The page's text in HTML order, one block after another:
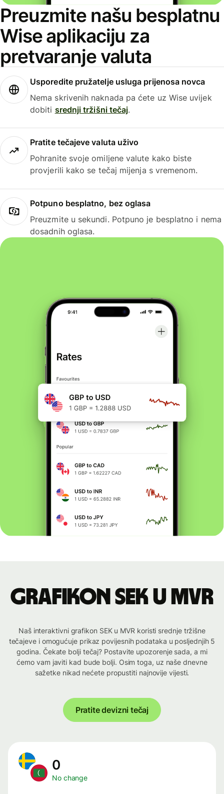
Preuzmite našu besplatnu
Wise aplikaciju za
pretvaranje valuta
Usporedite pružatelje usluga prijenosa novca
Nema skrivenih naknada pa ćete uz Wise uvijek
dobiti srednji tržišni tečaj.
Pratite tečajeve valuta uživo
Pohranite svoje omiljene valute kako biste
provjerili kako se tečaj mijenja s vremenom.
Potpuno besplatno, bez oglasa
Preuzmite u sekundi. Potpuno je besplatno i nema
dosadnih oglasa.
Grafikon SEK u MVR
Naš interaktivni grafikon SEK u MVR koristi srednje tržišne
tečajeve i omogućuje prikaz povijesnih podataka u posljednjih 5
godina. Čekate bolji tečaj? Postavite upozorenje sada, a mi
ćemo vam javiti kad bude bolji. Osim toga, uz naše dnevne
sažetke nikad nećete propustiti najnovije vijesti.
Pratite devizni tečaj
0
No change